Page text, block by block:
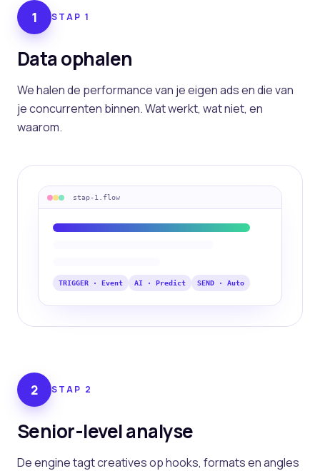
1 STAP 1
Data ophalen
We halen de performance van je eigen ads en die van
je concurrenten binnen. Wat werkt, wat niet, en
waarom.
stap-1 .flow
TRIGGER · Event AI · Predict SEND · Auto
2 STAP 2
Senior-level analyse
De engine tagt creatives op hooks, formats en angles